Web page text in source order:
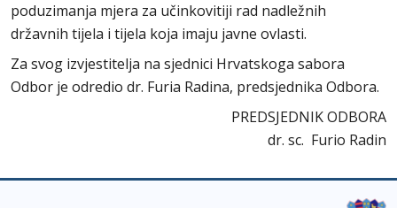
poduzimanja mjera za učinkovitiji rad nadležnih
državnih tijela i tijela koja imaju javne ovlasti.
Za svog izvjestitelja na sjednici Hrvatskoga sabora
Odbor je odredio dr. Furia Radina, predsjednika Odbora.
PREDSJEDNIK ODBORA
dr. sc. Furio Radin